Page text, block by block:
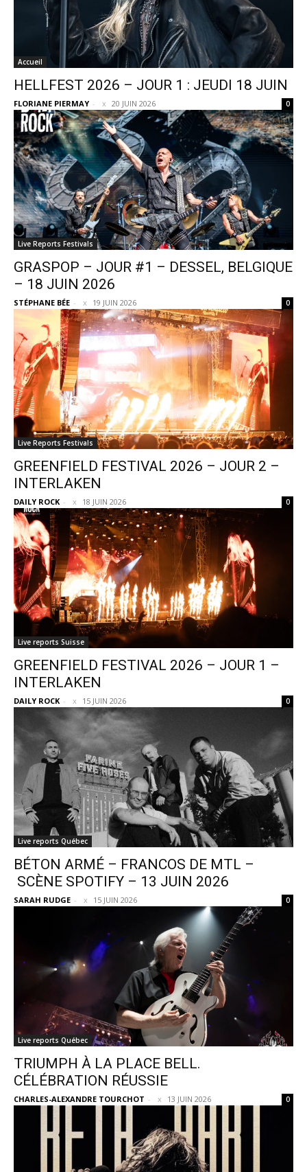
Accueil
HELLFEST 2026 – JOUR 1 : JEUDI 18 JUIN
FLORIANE PIERMAY - 20 JUIN 2026 0
Live Reports Festivals
GRASPOP – JOUR #1 – DESSEL, BELGIQUE
– 18 JUIN 2026
STÉPHANE BÉE - 19 JUIN 2026 0
Live Reports Festivals
GREENFIELD FESTIVAL 2026 – JOUR 2 –
INTERLAKEN
DAILY ROCK - 18 JUIN 2026 0
Live reports Suisse
GREENFIELD FESTIVAL 2026 – JOUR 1 –
INTERLAKEN
DAILY ROCK - 15 JUIN 2026 0
Live reports Québec
BÉTON ARMÉ – FRANCOS DE MTL –
SCÈNE SPOTIFY – 13 JUIN 2026
SARAH RUDGE - 15 JUIN 2026 0
Live reports Québec
TRIUMPH À LA PLACE BELL.
CÉLÉBRATION RÉUSSIE
CHARLES-ALEXANDRE TOURCHOT - 13 JUIN 2026 0